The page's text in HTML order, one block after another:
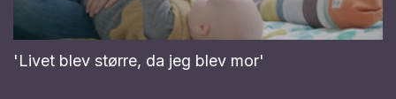
'Livet blev større, da jeg blev mor'